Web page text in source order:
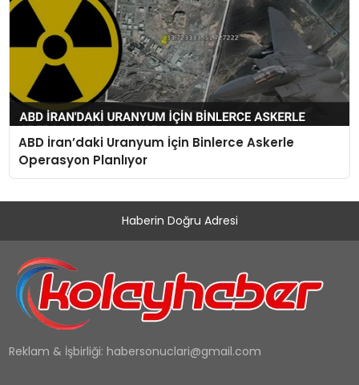
ABD İran’daki Uranyum İçin Binlerce Askerle
Operasyon Planlıyor
Haberin Doğru Adresi
Reklam & İşbirliği: habersonuclari@gmail.com